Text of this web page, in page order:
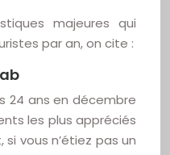
majeures qui
par an, on cite :
24 ans en décembre
les plus appréciés
si vous n’étiez pas un